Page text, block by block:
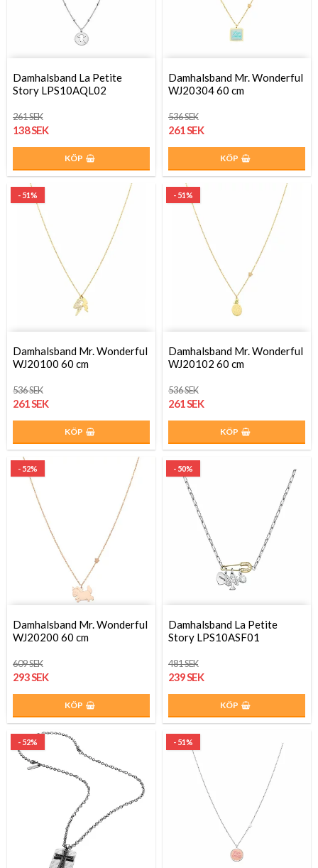
Damhalsband La Petite
Story LPS10AQL02
261 SEK
138 SEK
KÖP
Damhalsband Mr. Wonderful
WJ20304 60 cm
536 SEK
261 SEK
KÖP
- 51%
Damhalsband Mr. Wonderful
WJ20100 60 cm
536 SEK
261 SEK
KÖP
- 51%
Damhalsband Mr. Wonderful
WJ20102 60 cm
536 SEK
261 SEK
KÖP
- 52%
Damhalsband Mr. Wonderful
WJ20200 60 cm
609 SEK
293 SEK
KÖP
- 50%
Damhalsband La Petite
Story LPS10ASF01
481 SEK
239 SEK
KÖP
- 52% - 51%